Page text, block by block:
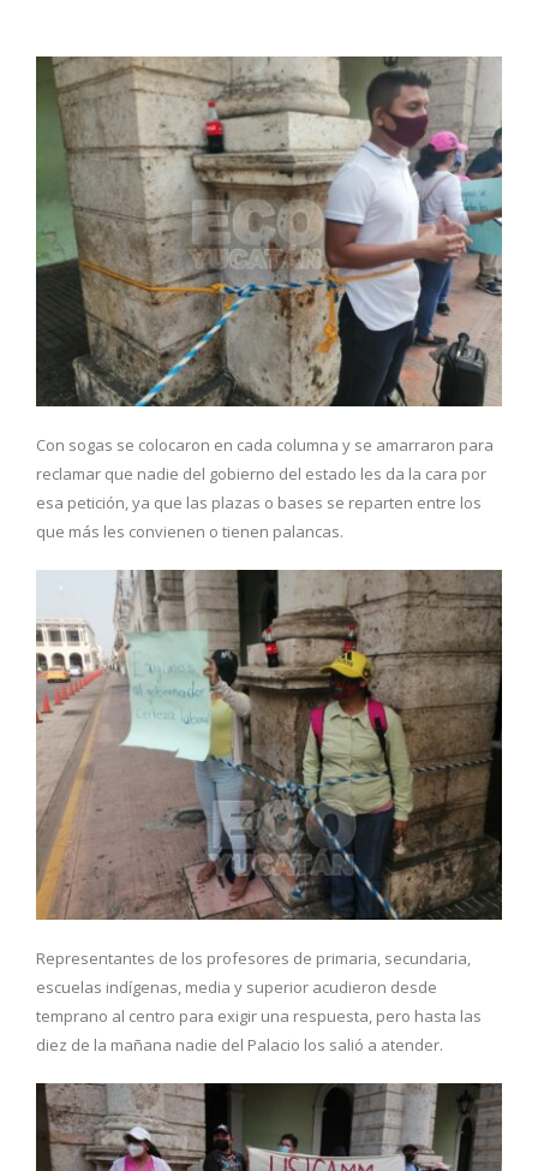
Con sogas se colocaron en cada columna y se amarraron para
reclamar que nadie del gobierno del estado les da la cara por
esa petición, ya que las plazas o bases se reparten entre los
que más les convienen o tienen palancas.
Representantes de los profesores de primaria, secundaria,
escuelas indígenas, media y superior acudieron desde
temprano al centro para exigir una respuesta, pero hasta las
diez de la mañana nadie del Palacio los salió a atender.